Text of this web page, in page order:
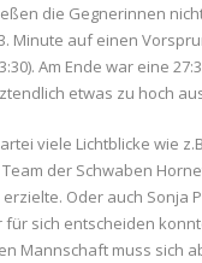
die Gegnerinnen
Minute auf einen
Am Ende war eine
etwas zu hoch
viele Lichtblicke wie
der Schwaben
Oder auch Sonja
sich entscheiden
Mannschaft muss sich